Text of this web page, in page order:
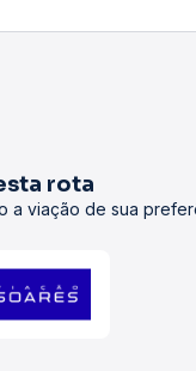
rota
a viação de sua